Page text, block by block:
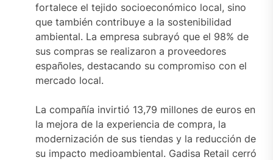
fortalece el tejido socioeconómico local, sino
que también contribuye a la sostenibilidad
ambiental. La empresa subrayó que el 98% de
sus compras se realizaron a proveedores
españoles, destacando su compromiso con el
mercado local.
La compañía invirtió 13,79 millones de euros en
la mejora de la experiencia de compra, la
modernización de sus tiendas y la reducción de
su impacto medioambiental. Gadisa Retail cerró